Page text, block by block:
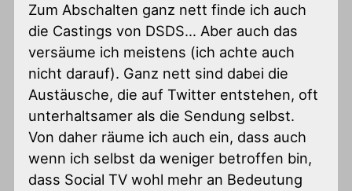
Zum Abschalten ganz nett finde ich auch
die Castings von DSDS… Aber auch das
versäume ich meistens (ich achte auch
nicht darauf). Ganz nett sind dabei die
Austäusche, die auf Twitter entstehen, oft
unterhaltsamer als die Sendung selbst.
Von daher räume ich auch ein, dass auch
wenn ich selbst da weniger betroffen bin,
dass Social TV wohl mehr an Bedeutung